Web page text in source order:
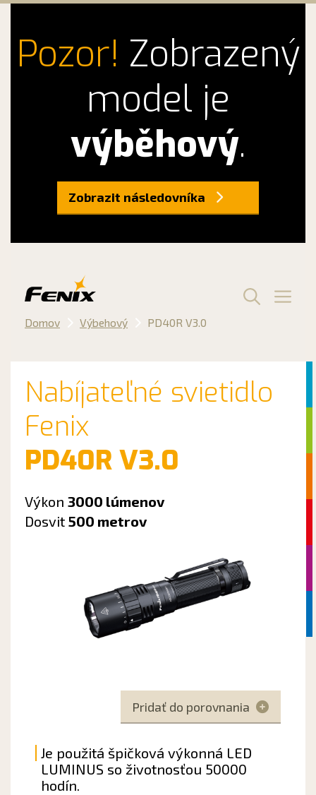
Pozor! Zobrazený
model je
výběhový.
Zobrazit následovníka
Menu
Domov Výbehový PD40R V3.0
Nabíjateľné svietidlo
Fenix
PD40R V3.0
Výkon 3000 lúmenov
Dosvit 500 metrov
Pridať do porovnania
Je použitá špičková výkonná LED
LUMINUS so životnosťou 50000
hodín.